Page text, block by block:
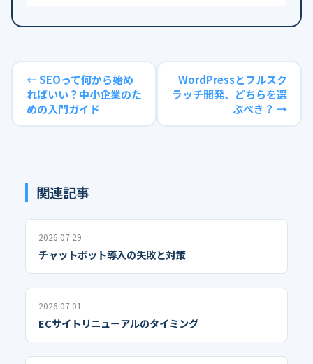
← SEOって何から始め
ればいい？中小企業のた
めの入門ガイド
WordPressとフルスク
ラッチ開発、どちらを選
ぶべき？ →
関連記事
2026.07.29
チャットボット導入の失敗と対策
2026.07.01
ECサイトリニューアルのタイミング